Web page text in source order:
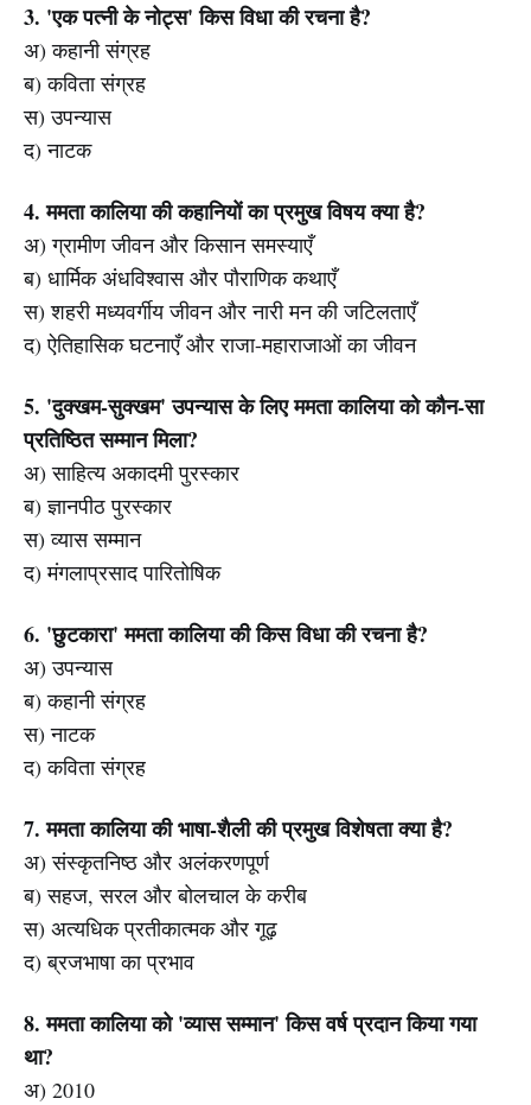
3. 'एक पत्नी के नोट्स' किस विधा की रचना है?
अ) कहानी संग्रह
ब) कविता संग्रह
स) उपन्यास
द) नाटक
4. ममता कालिया की कहानियों का प्रमुख विषय क्या है?
अ) ग्रामीण जीवन और किसान समस्याएँ
ब) धार्मिक अंधविश्वास और पौराणिक कथाएँ
स) शहरी मध्यवर्गीय जीवन और नारी मन की जटिलताएँ
द) ऐतिहासिक घटनाएँ और राजा-महाराजाओं का जीवन
5. 'दुक्खम-सुक्खम' उपन्यास के लिए ममता कालिया को कौन-सा
प्रतिष्ठित सम्मान मिला?
अ) साहित्य अकादमी पुरस्कार
ब) ज्ञानपीठ पुरस्कार
स) व्यास सम्मान
द) मंगलाप्रसाद पारितोषिक
6. 'छुटकारा' ममता कालिया की किस विधा की रचना है?
अ) उपन्यास
ब) कहानी संग्रह
स) नाटक
द) कविता संग्रह
7. ममता कालिया की भाषा-शैली की प्रमुख विशेषता क्या है?
अ) संस्कृतनिष्ठ और अलंकरणपूर्ण
ब) सहज, सरल और बोलचाल के करीब
स) अत्यधिक प्रतीकात्मक और गूढ़
द) ब्रजभाषा का प्रभाव
8. ममता कालिया को 'व्यास सम्मान' किस वर्ष प्रदान किया गया
था?
अ) 2010